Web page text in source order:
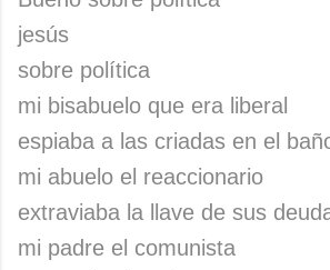
jesús
sobre política
mi bisabuelo que era liberal
espiaba a las criadas en el
mi abuelo el reaccionario
extraviaba la llave de sus
mi padre el comunista